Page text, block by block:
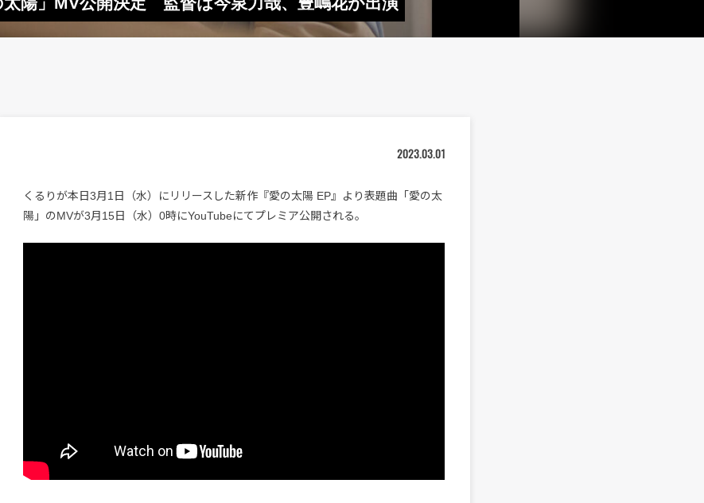
2023.03.01
くるりが本日3月1日（水）にリリースした新作『愛の太陽 EP』より表題曲「愛の太
陽」のMVが3月15日（水）0時にYouTubeにてプレミア公開される。